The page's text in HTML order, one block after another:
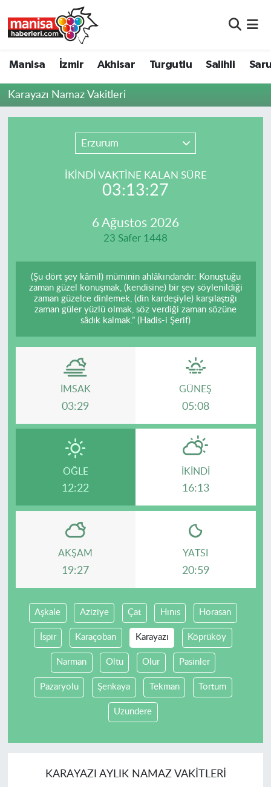
Manisa İzmir Akhisar Turgutlu Salihli
Karayazı Namaz Vakitleri
Erzurum
İKINDI VAKTİNE KALAN SÜRE
03:13:27
6 Ağustos 2026
23 Safer 1448
(Şu dört şey kâmil) müminin ahlâkındandır: Konuştuğu
zaman güzel konuşmak, (kendisine) bir şey söylenildiği
zaman güzelce dinlemek, (din kardeşiyle) karşılaştığı
zaman güler yüzlü olmak, söz verdiği zaman sözüne
sâdık kalmak.” (Hadis-i Şerif)
İMSAK
03:29
GÜNEŞ
05:08
ÖĞLE
12:22
İKINDI
16:13
AKŞAM
19:27
YATSI
20:59
Aşkale Aziziye Çat Hınıs Horasan
İspir Karaçoban Karayazı Köprüköy
Narman Oltu Olur Pasinler
Pazaryolu Şenkaya Tekman Tortum
Uzundere
KARAYAZI AYLIK NAMAZ VAKITLERI
Akhisar
Resmi İlanlar
Manisa Nöbetçi Eczaneler
Manisa Namaz Vakitleri
Manisa Trafik Yoğunluk Haritası
Süper Lig Puan Durumu ve Fikstür
Son Dakika Haberleri
Haber Arşivi